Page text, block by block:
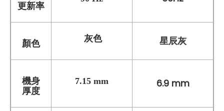
更新率
顏色 灰色 星辰灰
機身
厚度
7.15 mm 6.9 mm